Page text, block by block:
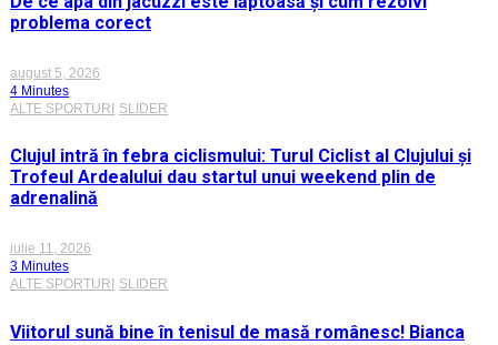
problema corect
august 5, 2026
4 Minutes
ALTE SPORTURI SLIDER
Clujul intră în febra ciclismului: Turul Ciclist al Clujului și
Trofeul Ardealului dau startul unui weekend plin de
adrenalină
iulie 11, 2026
3 Minutes
ALTE SPORTURI
SLIDER
Viitorul sună bine în tenisul de masă românesc! Bianca